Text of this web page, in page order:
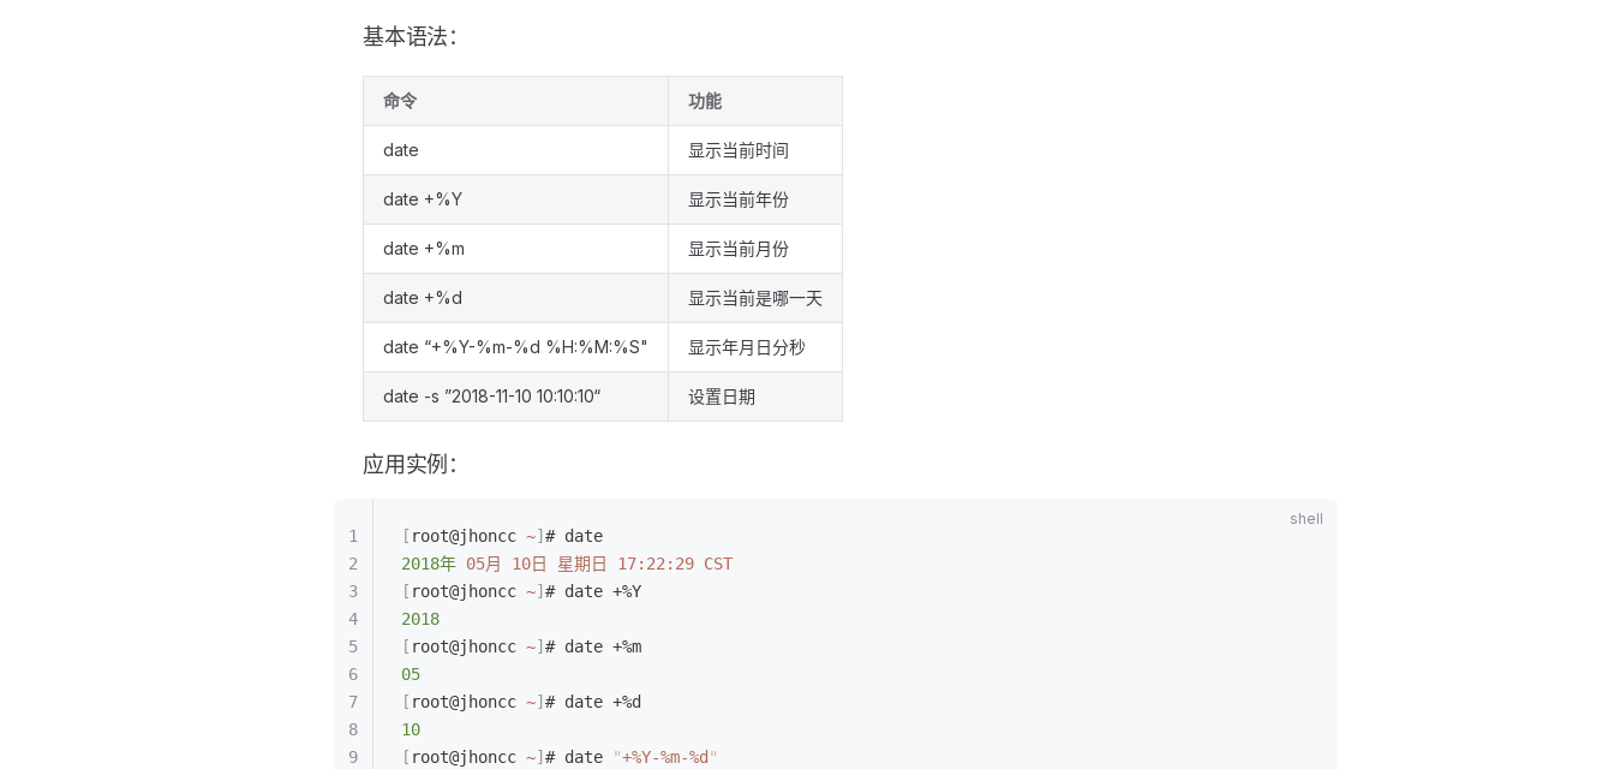
基本语法：
命令 功能
date 显示当前时间
date +%Y 显示当前年份
date +%m 显示当前月份
date +%d 显示当前是哪一天
date “+%Y-%m-%d %H:%M:%S" 显示年月日分秒
date -s ”2018-11-10 10:10:10“ 设置日期
应用实例：
[ root@jhoncc ~] # date
2018年 05月 10日 星期日 17:22:29 CST
[ root@jhoncc ~] # date +%Y
2018
[ root@jhoncc ~] # date +%m
05
[ root@jhoncc ~] # date +%d
10
[ root@jhoncc ~] # date "+%Y-%m-%d "